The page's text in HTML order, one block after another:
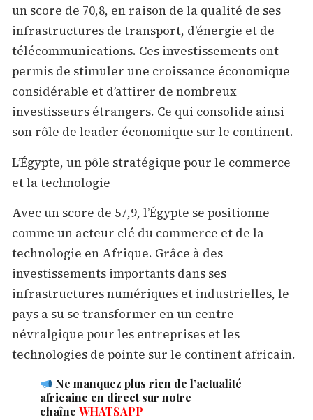
un score de 70,8, en raison de la qualité de ses
infrastructures de transport, d’énergie et de
télécommunications. Ces investissements ont
permis de stimuler une croissance économique
considérable et d’attirer de nombreux
investisseurs étrangers. Ce qui consolide ainsi
son rôle de leader économique sur le continent.
L’Égypte, un pôle stratégique pour le commerce
et la technologie
Avec un score de 57,9, l’Égypte se positionne
comme un acteur clé du commerce et de la
technologie en Afrique. Grâce à des
investissements importants dans ses
infrastructures numériques et industrielles, le
pays a su se transformer en un centre
névralgique pour les entreprises et les
technologies de pointe sur le continent africain.
Ne manquez plus rien de l’actualité
africaine en direct sur notre
chaîne WHATSAPP